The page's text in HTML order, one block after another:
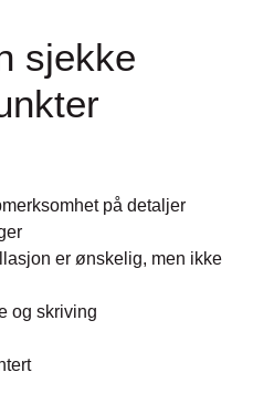
sjekke
på detaljer
er ønskelig, men ikke
og skriving